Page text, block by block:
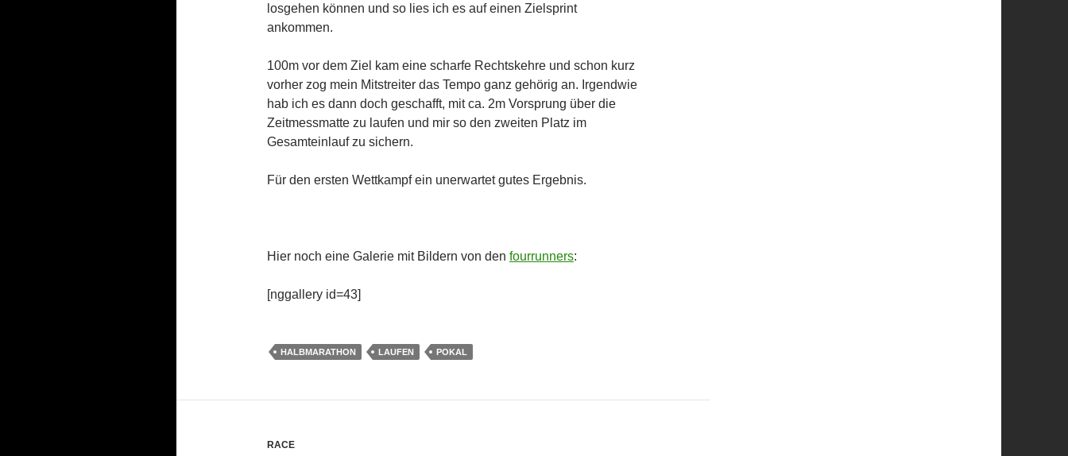
losgehen können und so lies ich es auf einen Zielsprint
ankommen.
100m vor dem Ziel kam eine scharfe Rechtskehre und schon kurz
vorher zog mein Mitstreiter das Tempo ganz gehörig an. Irgendwie
hab ich es dann doch geschafft, mit ca. 2m Vorsprung über die
Zeitmessmatte zu laufen und mir so den zweiten Platz im
Gesamteinlauf zu sichern.
Für den ersten Wettkampf ein unerwartet gutes Ergebnis.
Hier noch eine Galerie mit Bildern von den fourrunners:
[nggallery id=43]
HALBMARATHON LAUFEN POKAL
RACE